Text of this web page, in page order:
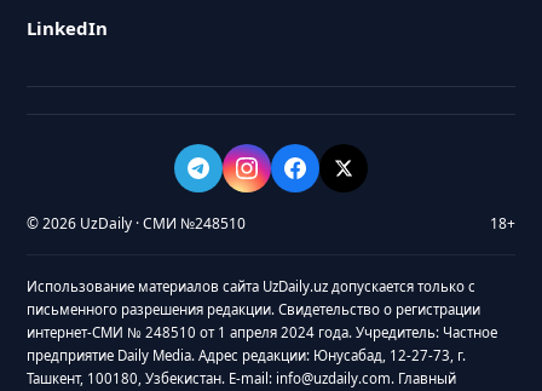
LinkedIn
© 2026 UzDaily · СМИ №248510 18+
Использование материалов сайта UzDaily.uz допускается только с
письменного разрешения редакции. Свидетельство о регистрации
интернет-СМИ № 248510 от 1 апреля 2024 года. Учредитель: Частное
предприятие Daily Media. Адрес редакции: Юнусабад, 12-27-73, г.
Ташкент, 100180, Узбекистан. E-mail: info@uzdaily.com. Главный